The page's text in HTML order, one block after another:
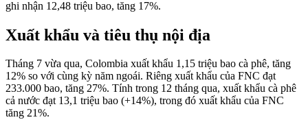
ghi nhận 12,48 triệu bao, tăng 17%.
Xuất khẩu và tiêu thụ nội địa
Tháng 7 vừa qua, Colombia xuất khẩu 1,15 triệu bao cà phê, tăng
12% so với cùng kỳ năm ngoái. Riêng xuất khẩu của FNC đạt
233.000 bao, tăng 27%. Tính trong 12 tháng qua, xuất khẩu cà phê
cả nước đạt 13,1 triệu bao (+14%), trong đó xuất khẩu của FNC
tăng 21%.